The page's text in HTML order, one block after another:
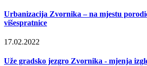
Urbanizacija Zvornika – na mjestu
višespratnice
17.02.2022
Uže gradsko jezgro Zvornika - mjenja